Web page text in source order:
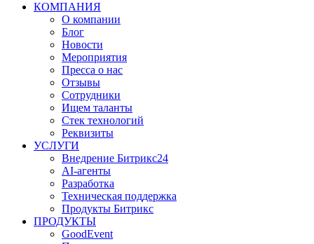
КОМПАНИЯ
О компании
Блог
Новости
Мероприятия
Пресса о нас
Отзывы
Сотрудники
Ищем таланты
Стек технологий
Реквизиты
УСЛУГИ
Внедрение Битрикс24
AI-агенты
Разработка
Техническая поддержка
Продукты Битрикс
ПРОДУКТЫ
GoodEvent